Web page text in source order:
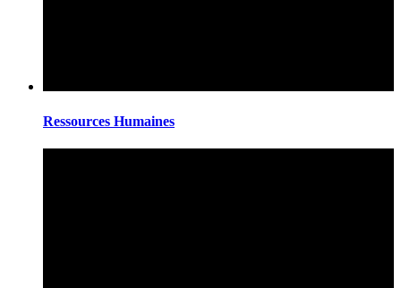
Ressources Humaines